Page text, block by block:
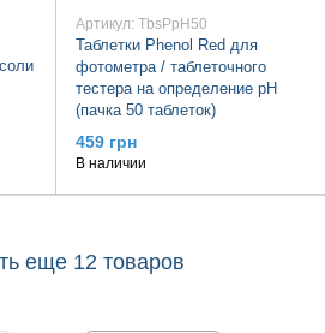
Артикул: TbsPpH50
Таблетки Phenol Red для
фотометра / таблеточного
тестера на определение pH
(пачка 50 таблеток)
459 грн
В наличии
еще 12 товаров